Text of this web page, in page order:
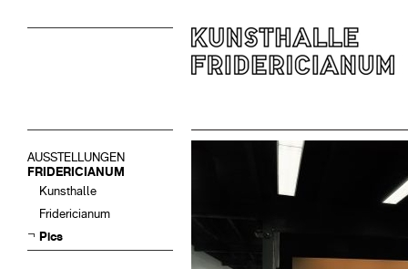
AUSSTELLUNGEN
FRIDERICIANUM
Kunsthalle
Fridericianum
Pics